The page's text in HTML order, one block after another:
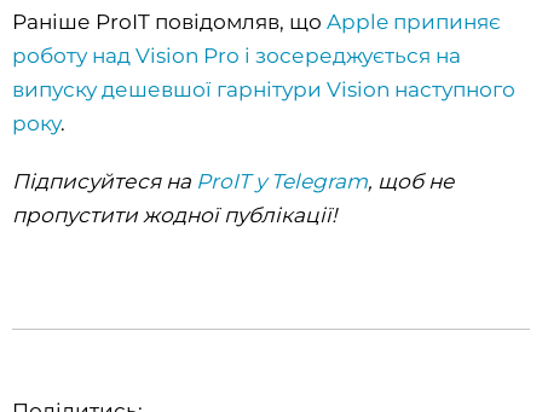
Раніше ProIT повідомляв, що Apple припиняє
роботу над Vision Pro і зосереджується на
випуску дешевшої гарнітури Vision наступного
року.
Підписуйтеся на ProIT у Telegram, щоб не
пропустити жодної публікації!